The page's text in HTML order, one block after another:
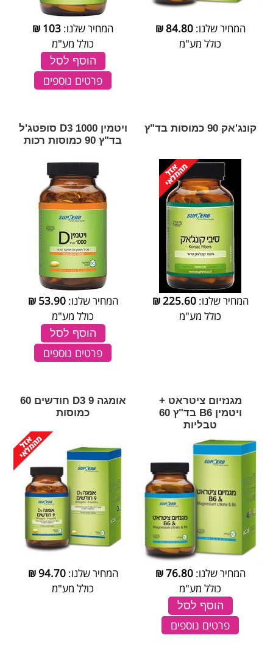
המחיר שלנו:84.80
₪
כולל מע"מ
המחיר שלנו: 103
₪
כולל מע"מ
הוסף לסל
פרטים נוספים
קונג'אק 90 כמוסות בד"ץ
המחיר שלנו:225.60
₪
כולל מע"מ
ויטמין 1000 D3 סופטג'ל
בד"ץ 90 כמוסות רכות
המחיר שלנו:53.90
₪
כולל מע"מ
הוסף לסל
פרטים נוספים
מגנזיום ציטראט +
ויטמין B6 בד"ץ 60
טבליות
המחיר שלנו:76.80
₪
כולל מע"מ
הוסף לסל
פרטים נוספים
אומגה 9 D3 חודשים 60
כמוסות
המחיר שלנו:94.70
₪
כולל מע"מ